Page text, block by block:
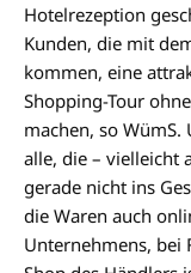
Hotelrezeption
Kunden, die mit
kommen, eine
Shopping-Tour
machen, so
alle, die – vielleicht
gerade nicht ins
die Waren auch
Unternehmens, bei